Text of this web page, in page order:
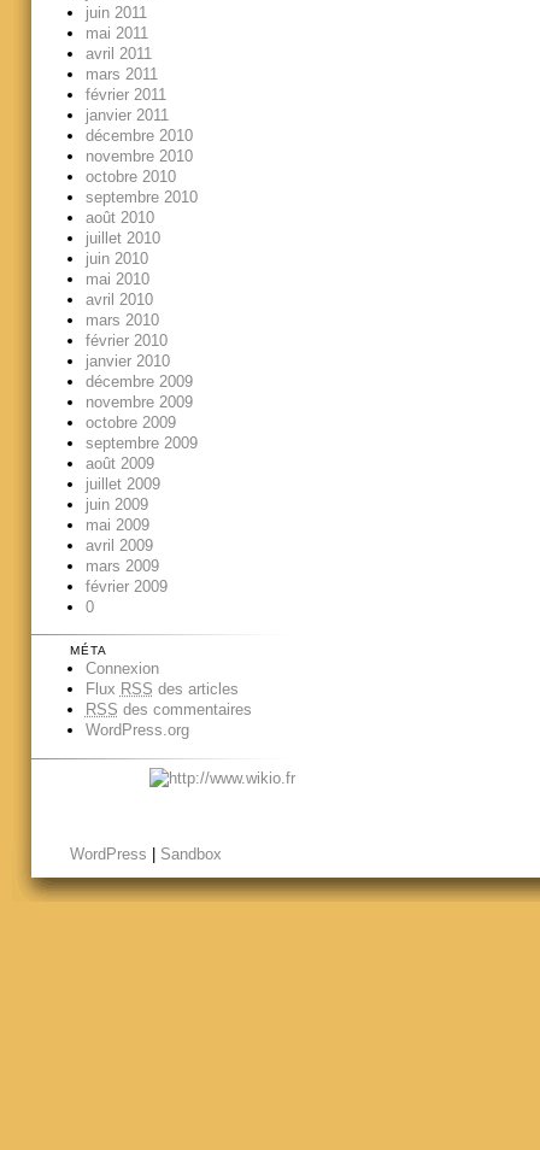
juin 2011
mai 2011
avril 2011
mars 2011
février 2011
janvier 2011
décembre 2010
novembre 2010
octobre 2010
septembre 2010
août 2010
juillet 2010
juin 2010
mai 2010
avril 2010
mars 2010
février 2010
janvier 2010
décembre 2009
novembre 2009
octobre 2009
septembre 2009
août 2009
juillet 2009
juin 2009
mai 2009
avril 2009
mars 2009
février 2009
0
MÉTA
Connexion
Flux RSS des articles
RSS des commentaires
WordPress.org
WordPress Sandbox